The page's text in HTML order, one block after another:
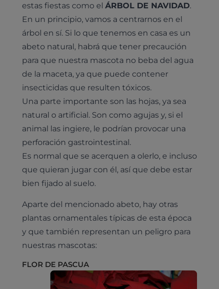
estas fiestas como el ÁRBOL DE NAVIDAD.
En un principio, vamos a centrarnos en el
árbol en sí. Si lo que tenemos en casa es un
abeto natural, habrá que tener precaución
para que nuestra mascota no beba del agua
de la maceta, ya que puede contener
insecticidas que resulten tóxicos.
Una parte importante son las hojas, ya sea
natural o artificial. Son como agujas y, si el
animal las ingiere, le podrían provocar una
perforación gastrointestinal.
Es normal que se acerquen a olerlo, e incluso
que quieran jugar con él, así que debe estar
bien fijado al suelo.
Aparte del mencionado abeto, hay otras
plantas ornamentales típicas de esta época
y que también representan un peligro para
nuestras mascotas:
FLOR DE PASCUA